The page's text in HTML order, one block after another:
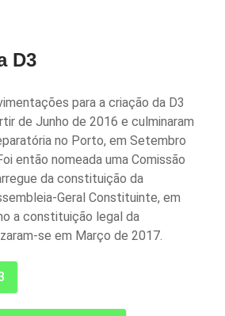
D3
para a criação da D3
de Junho de 2016 e culminaram
no Porto, em Setembro
então nomeada uma Comissão
da constituição da
Geral Constituinte, em
a constituição legal da
se em Março de 2017.